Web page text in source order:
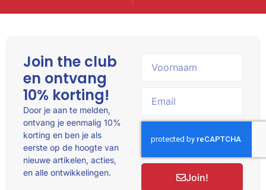
Join the club
en ontvang
10% korting!
Door je aan te melden,
ontvang je eenmalig 10%
korting en ben je als
eerste op de hoogte van
nieuwe artikelen, acties,
en alle ontwikkelingen.
Join!